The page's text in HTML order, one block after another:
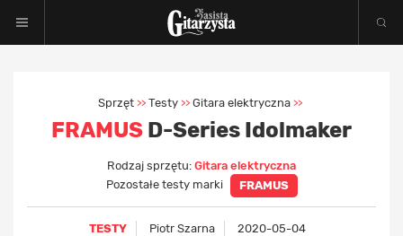
Sprzęt >> Testy >> Gitara elektryczna >>
FRAMUS D-Series Idolmaker
Rodzaj sprzętu: Gitara elektryczna
Pozostałe testy marki
FRAMUS
TESTY Piotr Szarna 2020-05-04